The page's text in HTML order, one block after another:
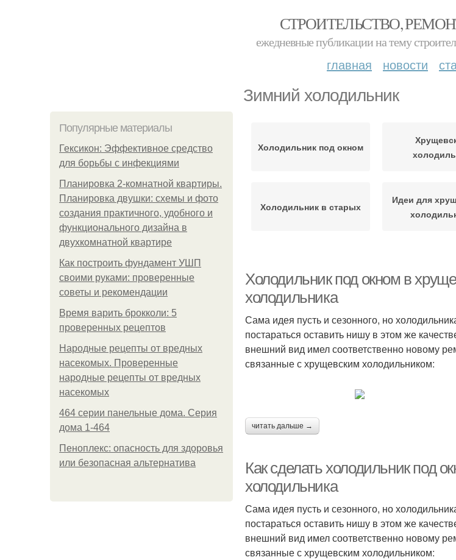
СТРОИТЕЛЬСТВО,
ежедневные публикации на тему
главная новости
Зимний холодильник
Популярные материалы
Гексикон: Эффективное средство
для борьбы с инфекциями
Планировка 2-комнатной квартиры.
Планировка двушки: схемы и фото
создания практичного, удобного и
функционального дизайна в
двухкомнатной квартире
Как построить фундамент УШП
своими руками: проверенные
советы и рекомендации
Время варить брокколи: 5
проверенных рецептов
Народные рецепты от вредных
насекомых. Проверенные
народные рецепты от вредных
насекомых
464 серии панельные дома. Серия
дома 1-464
Пеноплекс: опасность для здоровья
или безопасная альтернатива
Холодильник под окном
Холодильник в старых
Идеи для
подоконником
Холодильник на
тумбочке
Холодильник под окном в
холодильника
Сама идея пусть и сезонного, но
постараться оставить нишу в этом же
внешний вид имел соответственно новому
связанные с хрущевским холодильником:
читать дальше →
Как сделать холодильник под
холодильника
Сама идея пусть и сезонного, но
постараться оставить нишу в этом же
внешний вид имел соответственно новому
связанные с хрущевским холодильником: